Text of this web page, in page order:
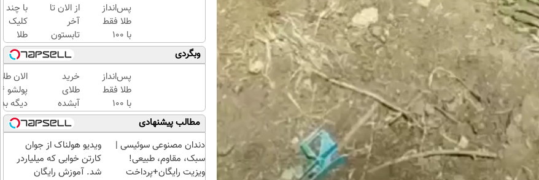
پس‌انداز
طلا فقط
با ۱۰۰
هزارتومان
(امن و
راحت)
از الان تا
آخر
تابستون
حداقل
12کیلو
چربی
میسوزونی
🧨
با چند
کلیک
طلا
(ثبت‌نام
کن |
خرید
کن |
هدیه
بگیر)
وبگردی
پس‌انداز
طلا فقط
با ۱۰۰
هزارتومان
(امن و
راحت)
خرید
طلای
آبشده
حتی با
۱۰۰هزارتومان
الان
دیگه
طلا با
بی‌بهره
مطالب پیشنهادی
دندان مصنوعی سوئیسی |
سبک، مقاوم، طبیعی!
ویزیت رایگان+پرداخت
ویدیو هولناک از جوان
کارتن خوابی که میلیاردر
شد. آموزش رایگان